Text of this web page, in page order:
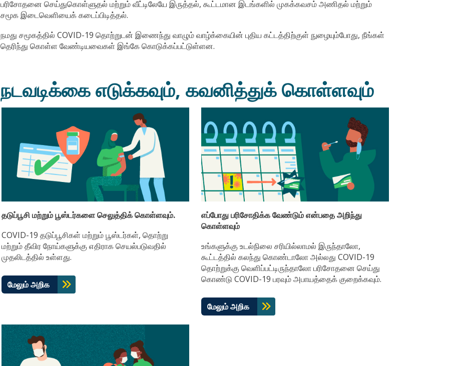
பரிசோதனை செய்துகொள்ளுதல் மற்றும் வீட்டிலேயே இருத்தல், கூட்டமான இடங்களில் முகக்கவசம் அணிதல் மற்றும்
சமூக இடைவெளியைக் கடைப்பிடித்தல்.
நமது சமூகத்தில் COVID-19 தொற்றுடன் இணைந்து வாழும் வாழ்க்கையின் புதிய கட்டத்திற்குள் நுழையும்போது, நீங்கள்
தெரிந்து கொள்ள வேண்டியவைகள் இங்கே கொடுக்கப்பட்டுள்ளன.
நடவடிக்கை எடுக்கவும், கவனித்துக் கொள்ளவும்
தடுப்பூசி மற்றும் பூஸ்டர்களை செலுத்திக் கொள்ளவும்.
COVID-19 தடுப்பூசிகள் மற்றும் பூஸ்டர்கள், தொற்று
மற்றும் தீவிர நோய்களுக்கு எதிராக செயல்படுவதில்
முதலிடத்தில் உள்ளது.
மேலும் அறிக
எப்போது பரிசோதிக்க வேண்டும் என்பதை அறிந்து
கொள்ளவும்
உங்களுக்கு உடல்நிலை சரியில்லாமல் இருந்தாலோ,
கூட்டத்தில் கலந்து கொண்டாலோ அல்லது COVID-19
தொற்றுக்கு வெளிப்பட்டிருந்தாலோ பரிசோதனை செய்து
கொண்டு COVID-19 பரவும் அபாயத்தைக் குறைக்கவும்.
மேலும் அறிக